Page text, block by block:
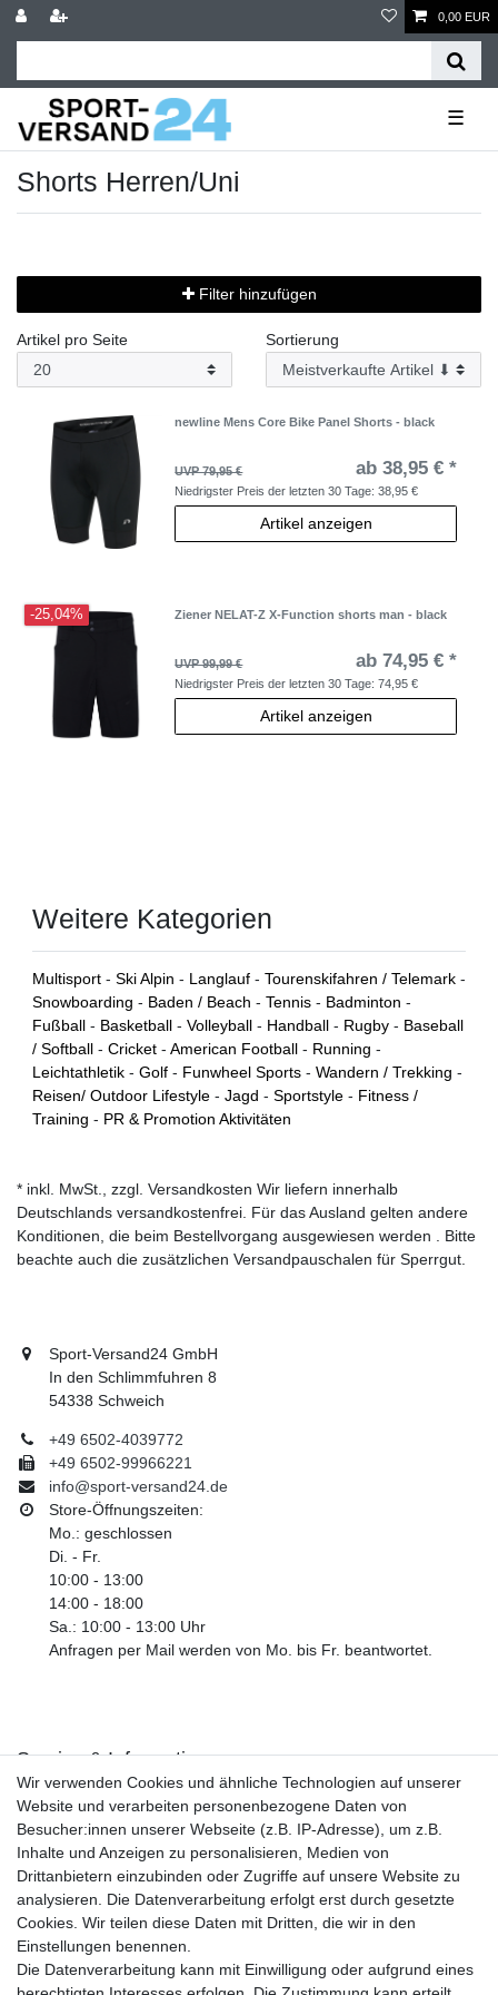
0,00 EUR
☰
Shorts Herren/Uni
Filter hinzufügen
Artikel pro Seite Sortierung
newline Mens Core Bike Panel Shorts - black
UVP 79,95 € ab 38,95 € *
Niedrigster Preis der letzten 30 Tage:38,95 €
Artikel anzeigen
-25,04% Ziener NELAT-Z X-Function shorts man - black
UVP 99,99 € ab 74,95 € *
Niedrigster Preis der letzten 30 Tage:74,95 €
Artikel anzeigen
Weitere Kategorien
Multisport - Ski Alpin - Langlauf - Tourenskifahren / Telemark -
Snowboarding - Baden / Beach - Tennis - Badminton -
Fußball - Basketball - Volleyball - Handball - Rugby - Baseball
/ Softball - Cricket - American Football - Running -
Leichtathletik - Golf - Funwheel Sports - Wandern / Trekking -
Reisen/ Outdoor Lifestyle - Jagd - Sportstyle - Fitness /
Training - PR & Promotion Aktivitäten
* inkl. MwSt., zzgl. Versandkosten Wir liefern innerhalb
Deutschlands versandkostenfrei. Für das Ausland gelten andere
Konditionen, die beim Bestellvorgang ausgewiesen werden . Bitte
beachte auch die zusätzlichen Versandpauschalen für Sperrgut.
Sport-Versand24 GmbH
In den Schlimmfuhren 8
54338 Schweich
+49 6502-4039772
+49 6502-99966221
info@sport-versand24.de
Store-Öffnungszeiten:
Mo.: geschlossen
Di. - Fr.
10:00 - 13:00
14:00 - 18:00
Sa.: 10:00 - 13:00 Uhr
Anfragen per Mail werden von Mo. bis Fr. beantwortet.
Service & Informationen
Kontakt
Retouren
Widerrufsrecht
Widerrufs­formular
Impressum
Daten­schutz­erklärung
AGB
Größentabelle
Kataloge
Wir verwenden Cookies und ähnliche Technologien auf unserer
Website und verarbeiten personenbezogene Daten von
Besucher:innen unserer Webseite (z.B. IP-Adresse), um z.B.
Inhalte und Anzeigen zu personalisieren, Medien von
Drittanbietern einzubinden oder Zugriffe auf unsere Website zu
analysieren. Die Datenverarbeitung erfolgt erst durch gesetzte
Cookies. Wir teilen diese Daten mit Dritten, die wir in den
Einstellungen benennen.
Die Datenverarbeitung kann mit Einwilligung oder aufgrund eines